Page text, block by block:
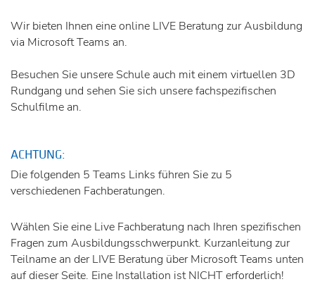
Wir bieten Ihnen eine online LIVE Beratung zur Ausbildung
via Microsoft Teams an.
Besuchen Sie unsere Schule auch mit einem virtuellen 3D
Rundgang und sehen Sie sich unsere fachspezifischen
Schulfilme an.
ACHTUNG:
Die folgenden 5 Teams Links führen Sie zu 5
verschiedenen Fachberatungen.
Wählen Sie eine Live Fachberatung nach Ihren spezifischen
Fragen zum Ausbildungsschwerpunkt. Kurzanleitung zur
Teilname an der LIVE Beratung über Microsoft Teams unten
auf dieser Seite. Eine Installation ist NICHT erforderlich!